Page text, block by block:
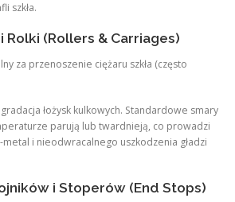
szkła.
Rolki (Rollers & Carriages)
za przenoszenie ciężaru szkła (często
łożysk kulkowych. Standardowe smary
parują lub twardnieją, co prowadzi
i nieodwracalnego uszkodzenia gładzi
i Stoperów (End Stops)